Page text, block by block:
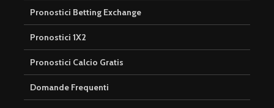
Pronostici Betting Exchange
Pronostici 1X2
Pronostici Calcio Gratis
Domande Frequenti